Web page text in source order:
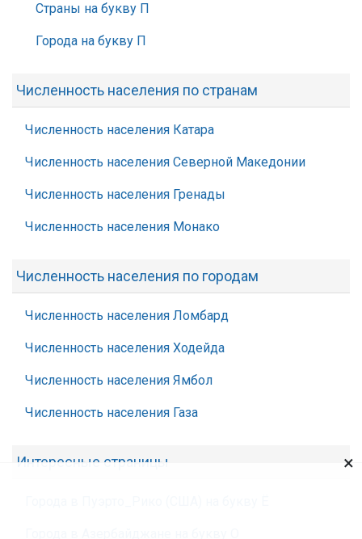
Страны на букву П
Города на букву П
Численность населения по странам
Численность населения Катара
Численность населения Северной Македонии
Численность населения Гренады
Численность населения Монако
Численность населения по городам
Численность населения Ломбард
Численность населения Ходейда
Численность населения Ямбол
Численность населения Газа
Интересные страницы ×